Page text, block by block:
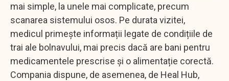
mai simple, la unele mai complicate, precum
scanarea sistemului osos. Pe durata vizitei,
medicul primește informații legate de condițiile de
trai ale bolnavului, mai precis dacă are bani pentru
medicamentele prescrise și o alimentație corectă.
Compania dispune, de asemenea, de Heal Hub,